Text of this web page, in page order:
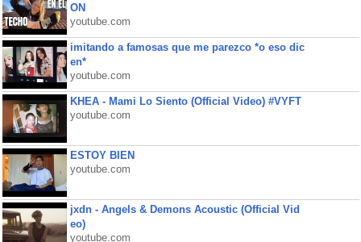
ON
youtube.com
imitando a famosas que me parezco *o eso dic
en*
youtube.com
KHEA - Mami Lo Siento (Official Video) #VYFT
youtube.com
ESTOY BIEN
youtube.com
jxdn - Angels & Demons Acoustic (Official Vid
eo)
youtube.com